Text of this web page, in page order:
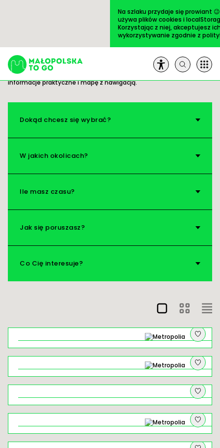
treści
Nad wodę!
Trasy
Gotowe pomysły na wycieczki. Wszystko masz
pod ręką: opis i zdjęcia ciekawych miejsc,
informacje praktyczne i mapę z nawigacją.
ULUBIONE
Dokąd chcesz się wybrać?
W jakich okolicach?
Ile masz czasu?
Jak się poruszasz?
Co Cię interesuje?
Na pograniczu: o czym szumią młyny
Zanurz się w leśnej kąpieli Doliny
Mnikowskiej
Łysa Góra w Krakowie – ceramiczny
spacer śladami realizacji z „Kamionki"
Do Kochanowa jeden krok
Na szlaku przydaje się prowiant
używa plików cookies i
Korzystając z niej, akceptujesz
wykorzystywanie zgodnie z